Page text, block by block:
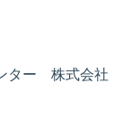
ター 株式会社